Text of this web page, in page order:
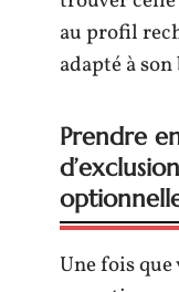
au profil
adapté à
Prendre
Une fois que